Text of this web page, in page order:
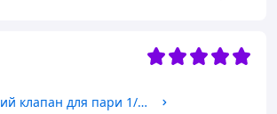
Електромагнітний клапан для пари 1/4 CEME (Італія) 9922, НЗ, 180 C, 220 В нормально закритий кутовий